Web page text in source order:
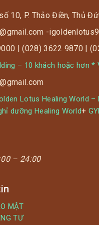
10, P. Thảo Điền, Thủ
-
| (028) 3622 9870 |
– 10 khách hoặc hơn
Lotus Healing World
dưỡng Healing World+
– 24:00
MẬT
TƯ